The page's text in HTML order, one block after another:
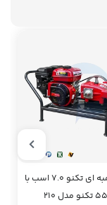
سمپاش زمبه ای تکنو 7.0 اسب با